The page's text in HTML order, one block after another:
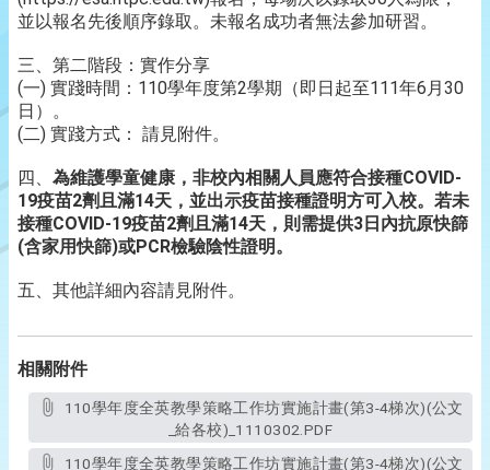
並以報名先後順序錄取。未報名成功者無法參加研習。
三、第二階段：實作分享
(一) 實踐時間：110學年度第2學期（即日起至111年6月30
日）。
(二) 實踐方式： 請見附件。
四、 為維護學童健康，非校內相關人員應符合接種COVID-
19疫苗2劑且滿14天，並出示疫苗接種證明方可入校。若未
接種COVID-19疫苗2劑且滿14天，則需提供3日內抗原快篩
(含家用快篩)或PCR檢驗陰性證明。
五、其他詳細內容請見附件。
相關附件
_給各校)_1110302.PDF